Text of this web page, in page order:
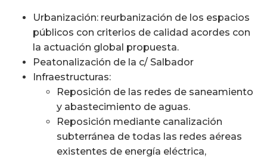
Urbanización: reurbanización de los espacios
públicos con criterios de calidad acordes con
la actuación global propuesta.
Peatonalización de la c/ Salbador
Infraestructuras:
Reposición de las redes de saneamiento
y abastecimiento de aguas.
Reposición mediante canalización
subterránea de todas las redes aéreas
existentes de energía eléctrica,